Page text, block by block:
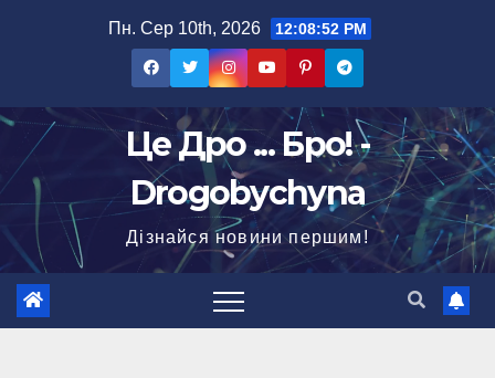
Пн. Сер 10th, 2026 12:08:53 PM
Це Дро ... Бро! -
Drogobychyna
Дізнайся новини першим!